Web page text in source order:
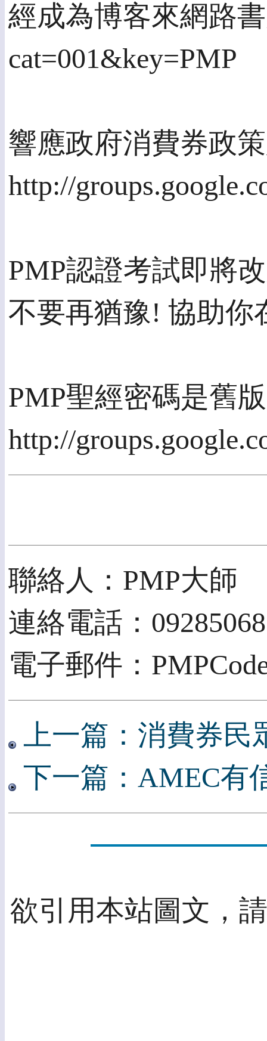
經成為博客來網路書
cat=001&key=PMP
響應政府消費券政
http://
PMP認證考試即將
不要再猶豫! 協助你
PMP聖經密碼是舊
http://
聯絡人：PMP大師
連絡電話：
電子郵件：
上一篇：消費券民
下一篇：AMEC有
欲引用本站圖文，